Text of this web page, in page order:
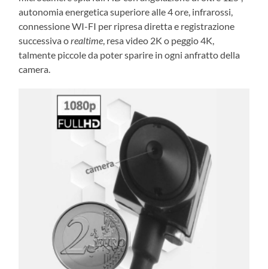
autonomia energetica superiore alle 4 ore, infrarossi,
connessione WI-FI per ripresa diretta e registrazione
successiva orealtime, resa video 2K o peggio 4K,
talmente piccole da poter sparire in ogni anfratto della
camera.